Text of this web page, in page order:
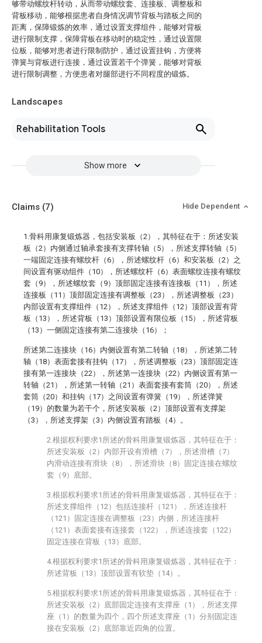
够带动螺纹杆转动，从而带动螺纹套、连接板、调整板和
背板移动，能够根据患者自身情况调节背板与踏板之间的
距离，保障锻炼的效率，通过设置支撑组件，能够对背板
进行限制支撑，保障背板在移动时的稳定性，通过设置限
位板，能够对患者进行限制防护，通过设置挂钩，方便将
弹簧与背板进行连接，通过设置若干个弹簧，能够对背板
进行限制调整，方便患者对腿部进行不同程度的锻炼。
Landscapes
Rehabilitation Tools
Show more
Claims (7) Hide Dependent
1.骨科用康复锻炼器，包括安装板（2），其特征在于：所述安装
板（2）内侧通过轴承套接有支撑转轴（5），所述支撑转轴（5）
一端固定连接有螺纹杆（6），所述螺纹杆（6）和安装板（2）之
间设置有驱动组件（10），所述螺纹杆（6）表面螺纹连接有螺纹
套（9），所述螺纹套（9）顶部固定连接有连接板（11），所述
连接板（11）顶部固定连接有调整板（23），所述调整板（23）
内部设置有支撑组件（12），所述支撑组件（12）顶部设置有背
板（13），所述背板（13）顶部设置有限位板（15），所述背板
（13）一侧固定连接有第二连接块（16）；
所述第二连接块（16）内侧设置有第二转轴（18），所述第二转
轴（18）表面套接有挂钩（17），所述调整板（23）顶部固定连
接有第一连接块（22），所述第一连接块（22）内侧设置有第一
转轴（21），所述第一转轴（21）表面套接有套筒（20），所述
套筒（20）和挂钩（17）之间设置有弹簧（19），所述弹簧
（19）的数量为若干个，所述安装板（2）顶部设置有支撑架
（3），所述支撑架（3）内侧设置有踏板（4）。
2.根据权利要求1所述的骨科用康复锻炼器，其特征在于：
所述安装板（2）内部开设有滑槽（7），所述滑槽（7）
内滑动连接有滑块（8），所述滑块（8）固定连接在螺纹
套（9）底部。
3.根据权利要求1所述的骨科用康复锻炼器，其特征在于：
所述支撑组件（12）包括连接杆（121），所述连接杆
（121）固定连接在调整板（23）内侧，所述连接杆
（121）表面套接有连接套（122），所述连接套（122）
固定连接在背板（13）底部。
4.根据权利要求1所述的骨科用康复锻炼器，其特征在于：
所述背板（13）顶部设置有软垫（14）。
5.根据权利要求1所述的骨科用康复锻炼器，其特征在于：
所述安装板（2）底部固定连接有支撑座（1），所述支撑
座（1）的数量为四个，四个所述支撑座（1）分别固定连
接在安装板（2）底部靠近四角的位置。